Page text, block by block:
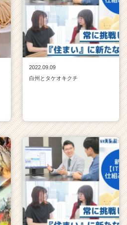
2022.09.09
白州とタケオキクチ